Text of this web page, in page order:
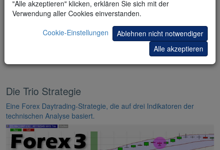
Die Trio Strategie
Eine Forex Daytrading-Strategie, die auf drei Indikatoren der
technischen Analyse basiert.
"Alle akzeptieren" klicken, erklären Sie sich mit der
Verwendung aller Cookies einverstanden.
Cookie-Einstellungen
Ablehnen nicht notwendiger
Alle akzeptieren